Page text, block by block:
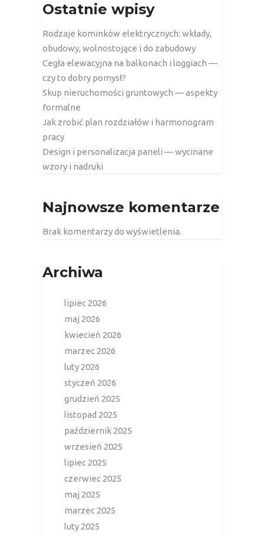
Ostatnie wpisy
Rodzaje kominków elektrycznych: wkłady,
obudowy, wolnostojące i do zabudowy
Cegła elewacyjna na balkonach i loggiach —
czy to dobry pomysł?
Skup nieruchomości gruntowych — aspekty
formalne
Jak zrobić plan rozdziałów i harmonogram
pracy
Design i personalizacja paneli — wycinane
wzory i nadruki
Najnowsze komentarze
Brak komentarzy do wyświetlenia.
Archiwa
lipiec 2026
maj 2026
kwiecień 2026
marzec 2026
luty 2026
styczeń 2026
grudzień 2025
listopad 2025
październik 2025
wrzesień 2025
lipiec 2025
czerwiec 2025
maj 2025
marzec 2025
luty 2025